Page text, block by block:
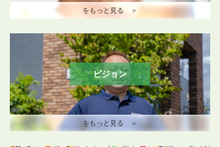
をもっと見る ＞
ビジョン
をもっと見る ＞